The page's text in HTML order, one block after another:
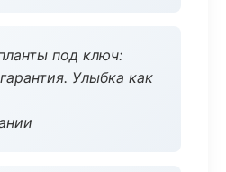
под ключ:
Улыбка как